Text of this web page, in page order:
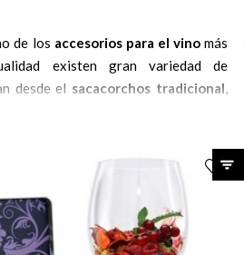
de los accesorios para el vinomás
existen gran variedad de
desde el sacacorchos tradicional,
uso o frecuencia con la que vaya a
un tanto personales, dado que
tan fácil como eficientemente.
opción para regalo. Aunque los